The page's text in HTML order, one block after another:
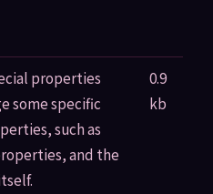
properties
some specific
such as
and the
0.9
kb